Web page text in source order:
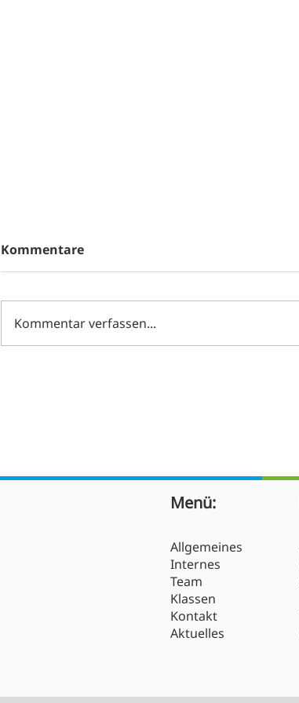
Kommentare
Kommentar verfassen...
Menü:
Allgemeines
Internes
Team
Klassen
Kontakt
Aktuelles